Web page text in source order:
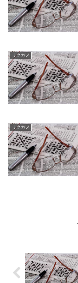
リクガメ
リクガメ